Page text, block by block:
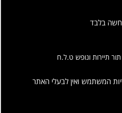
בלבד
תיירות ונופש ט.ל.ח
המשתמש ואין לבעלי האתר